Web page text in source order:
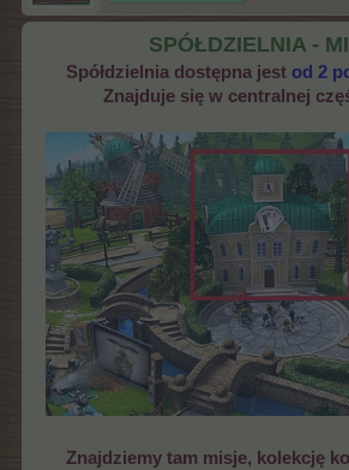
SPÓŁDZIELNIA -
Spółdzielnia dostępna jest od 2
Znajduje się w centralnej
Znajdziemy tam misje, kolekcję